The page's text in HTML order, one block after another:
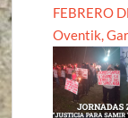
FEBRERO
Oventik,